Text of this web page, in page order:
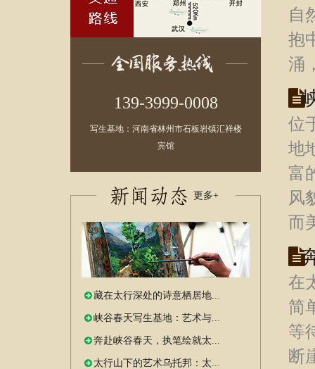
139-3999-0008
写生基地：河南省林州市石板岩镇汇祥楼
宾馆
藏在太行深处的诗意栖居地...
峡谷春天写生基地：艺术与...
奔赴峡谷春天，执笔绘就太...
太行山下的艺术乌托邦：太...
更多+
自
抱
涌
位
地
富
风
而
在
简
等
断